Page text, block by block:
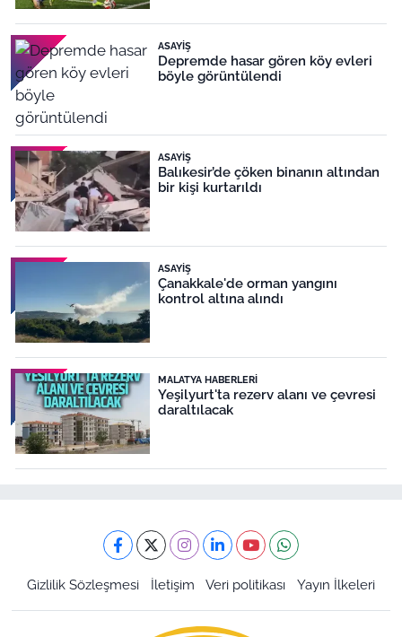
ASAYIŞ
Depremde hasar gören köy evleri
böyle görüntülendi
ASAYIŞ
Balıkesir’de çöken binanın altından
bir kişi kurtarıldı
ASAYIŞ
Çanakkale'de orman yangını
kontrol altına alındı
MALATYA HABERLERI
Yeşilyurt'ta rezerv alanı ve çevresi
daraltılacak
Gizlilik Sözleşmesi İletişim Veri politikası Yayın İlkeleri